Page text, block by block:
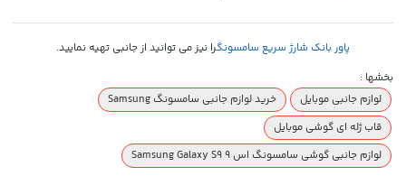
پاور بانک شارژ سریع سامسونگرا نیز می توانید از جانبی تهیه نمایید.
بخشها :
لوازم جانبی موبایل
خرید لوازم جانبی سامسونگ Samsung
قاب ژله ای گوشی موبایل
لوازم جانبی گوشی سامسونگ اس 9 Samsung Galaxy S9